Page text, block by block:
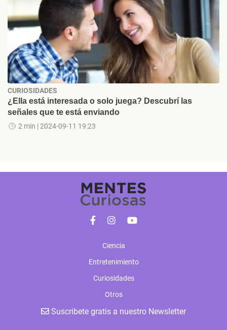
CURIOSIDADES
¿Ella está interesada o solo juega? Descubrí las
señales que te está enviando
2 min | 2024-09-11 19:23
Ciencia
Entretenimiento
Curiosidades
Otros
Suscribete gratis a nuestro Newsletter